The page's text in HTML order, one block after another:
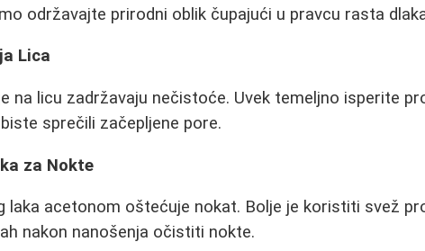
održavajte prirodni oblik čupajući u pravcu rasta
Lica
na licu zadržavaju nečistoće. Uvek temeljno isperite
sprečili začepljene pore.
za Nokte
laka acetonom oštećuje nokat. Bolje je koristiti svež
nakon nanošenja očistiti nokte.